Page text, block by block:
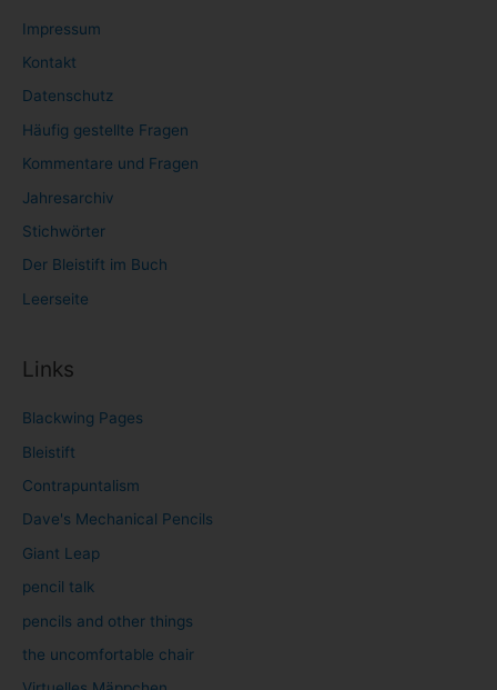
Impressum
Kontakt
Datenschutz
Häufig gestellte Fragen
Kommentare und Fragen
Jahresarchiv
Stichwörter
Der Bleistift im Buch
Leerseite
Links
Blackwing Pages
Bleistift
Contrapuntalism
Dave's Mechanical Pencils
Giant Leap
pencil talk
pencils and other things
the uncomfortable chair